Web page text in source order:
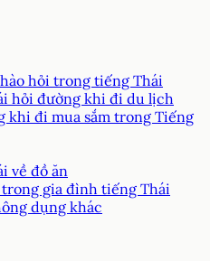
hỏi trong tiếng Thái
hỏi đường khi đi du lịch
khi đi mua sắm trong Tiếng
về đồ ăn
gia đình tiếng Thái
dụng khác